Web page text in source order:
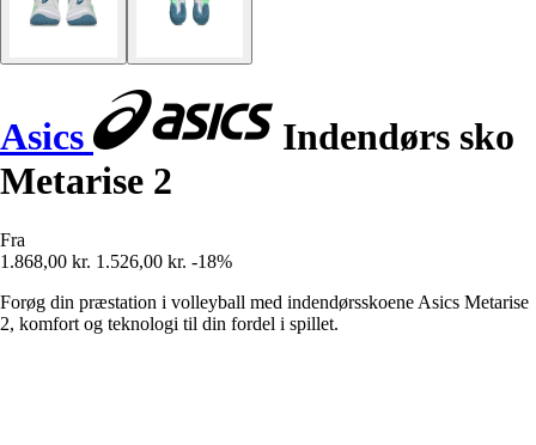
Asics
Indendørs sko
Metarise 2
Fra
1.868,00 kr. 1.526,00 kr. -18%
Forøg din præstation i volleyball med indendørsskoene Asics Metarise
2, komfort og teknologi til din fordel i spillet.